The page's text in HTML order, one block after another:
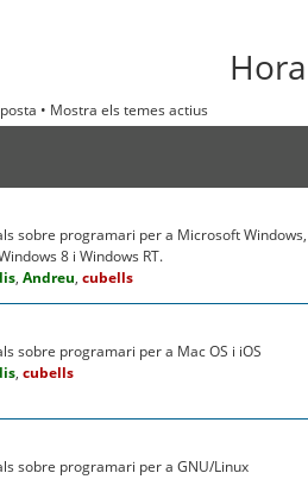
• Mostra els temes actius
sobre programari per a Microsoft Windows,
8 i Windows RT.
,Andreu,cubells
sobre programari per a Mac OS i iOS
,cubells
sobre programari per a GNU/Linux